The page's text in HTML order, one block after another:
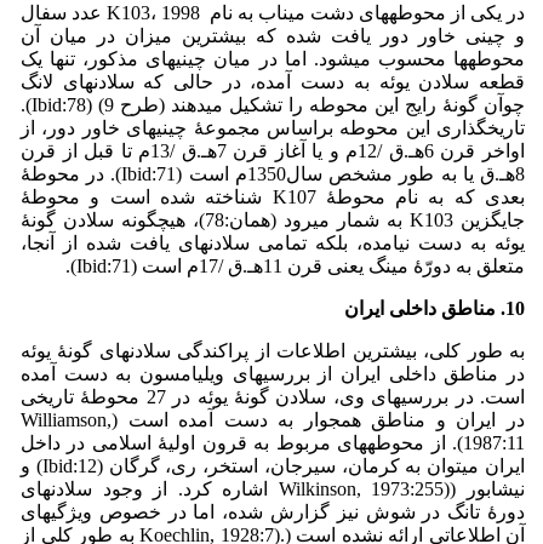
در یکی از محوطه­های دشت میناب به نام K103، 1998 عدد سفال
و چینی خاور دور یافت شده که بیشترین میزان در میان آن
محوطه­ها محسوب می­شود. اما در میان چینی­های مذکور، تنها یک
قطعه سلادن یوئه به­ دست آمده، در حالی که سلادن­های لانگ
چوآن گونۀ رایج این محوطه را تشکیل می­دهند (طرح 9) (Ibid:78).
تاریخ­گذاری این محوطه براساس مجموعۀ چینی­های خاور دور، از
اواخر قرن 6هـ.ق /12م و یا آغاز قرن 7هـ.ق /13­م تا قبل از قرن
8هـ.­ق یا به طور مشخص سال1350م است (Ibid:71). در محوطۀ
بعدی که به نام محوطۀ K107 شناخته شده است و محوطۀ
جایگزین­ K103 به شمار می­رود (همان:78)، هیچ­گونه سلادن گونۀ
یوئه­ به دست نیامده، بلکه تمامی سلادن­های یافت شده از آنجا،
متعلق به دورّۀ مینگ یعنی قرن 11هـ.ق /17­م است (Ibid:71).
10. مناطق داخلی ایران
به طور کلی، بیشترین اطلاعات از پراکندگی سلادن­های گونۀ یوئه
در مناطق داخلی ایران از بررسی­های ویلیامسون به دست آمده
است. در بررسی­های وی، سلادن گونۀ یوئه در 27 محوطۀ تاریخی
در ایران و مناطق هم­جوار به دست آمده است (Williamson,
1987:11). از محوطه­های مربوط به قرون اولیۀ اسلامی در داخل
ایران می­توان به کرمان، سیرجان، استخر، ری، گرگان (Ibid:12) و
نیشابور ((Wilkinson, 1973:255 اشاره کرد. از وجود سلادن­های
دورۀ تانگ در شوش نیز گزارش شده، اما در خصوص ویژگی­های
آن اطلاعاتی ارائه نشده است (.(Koechlin, 1928:7 به طور کلی از